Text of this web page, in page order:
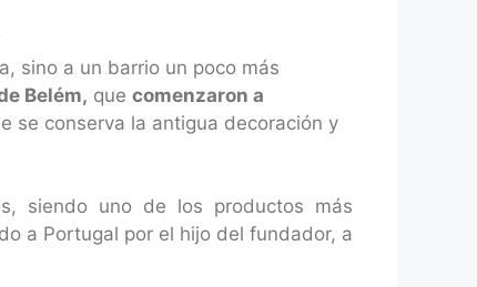
sino a un barrio un poco más
Belém, que comenzaron a
se conserva la antigua decoración y
siendo uno de los productos más
a Portugal por el hijo del fundador, a